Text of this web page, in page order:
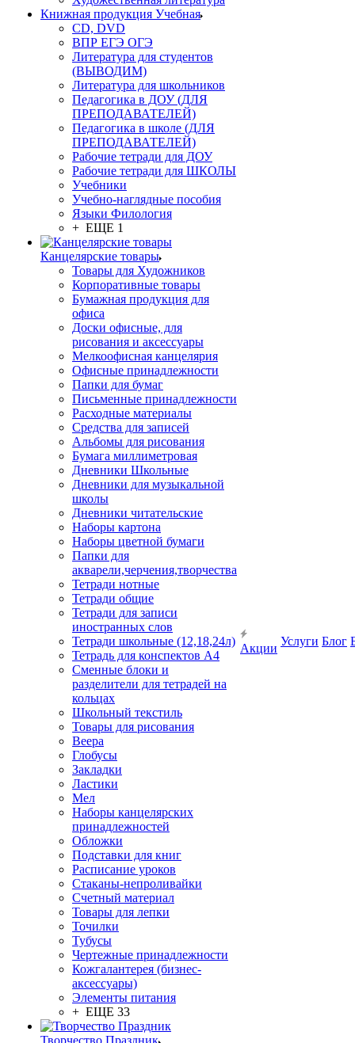
Книжная продукция Учебная
CD, DVD
ВПР ЕГЭ ОГЭ
Литература для студентов
(ВЫВОДИМ)
Литература для школьников
Педагогика в ДОУ (ДЛЯ
ПРЕПОДАВАТЕЛЕЙ)
Педагогика в школе (ДЛЯ
ПРЕПОДАВАТЕЛЕЙ)
Рабочие тетради для ДОУ
Рабочие тетради для ШКОЛЫ
Учебники
Учебно-наглядные пособия
Языки Филология
+ ЕЩЕ 1
Канцелярские товары
Товары для Художников
Корпоративные товары
Бумажная продукция для
офиса
Доски офисные, для
рисования и аксессуары
Мелкоофисная канцелярия
Офисные принадлежности
Папки для бумаг
Письменные принадлежности
Расходные материалы
Средства для записей
Альбомы для рисования
Бумага миллиметровая
Дневники Школьные
Дневники для музыкальной
школы
Дневники читательские
Наборы картона
Наборы цветной бумаги
Папки для
акварели,черчения,творчества
Тетради нотные
Тетради общие
Тетради для записи
иностранных слов
Тетради школьные (12,18,24л)
Тетрадь для конспектов А4
Сменные блоки и
разделители для тетрадей на
кольцах
Школьный текстиль
Товары для рисования
Веера
Глобусы
Закладки
Ластики
Мел
Наборы канцелярских
принадлежностей
Обложки
Подставки для книг
Расписание уроков
Стаканы-непроливайки
Счетный материал
Товары для лепки
Точилки
Тубусы
Чертежные принадлежности
Кожгалантерея (бизнес-
аксессуары)
Элементы питания
+ ЕЩЕ 33
Творчество Праздник
Акции
Услуги Блог